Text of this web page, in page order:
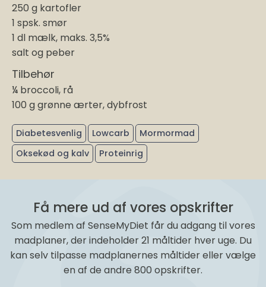
250 g kartofler
1 spsk. smør
1 dl mælk, maks. 3,5%
salt og peber
Tilbehør
¼ broccoli, rå
100 g grønne ærter, dybfrost
Diabetesvenlig Lowcarb
Mormormad
Oksekød og kalv
Proteinrig
Få mere ud af vores opskrifter
Som medlem af SenseMyDiet får du adgang til vores
madplaner, der indeholder 21 måltider hver uge. Du
kan selv tilpasse madplanernes måltider eller vælge
en af de andre 800 opskrifter.